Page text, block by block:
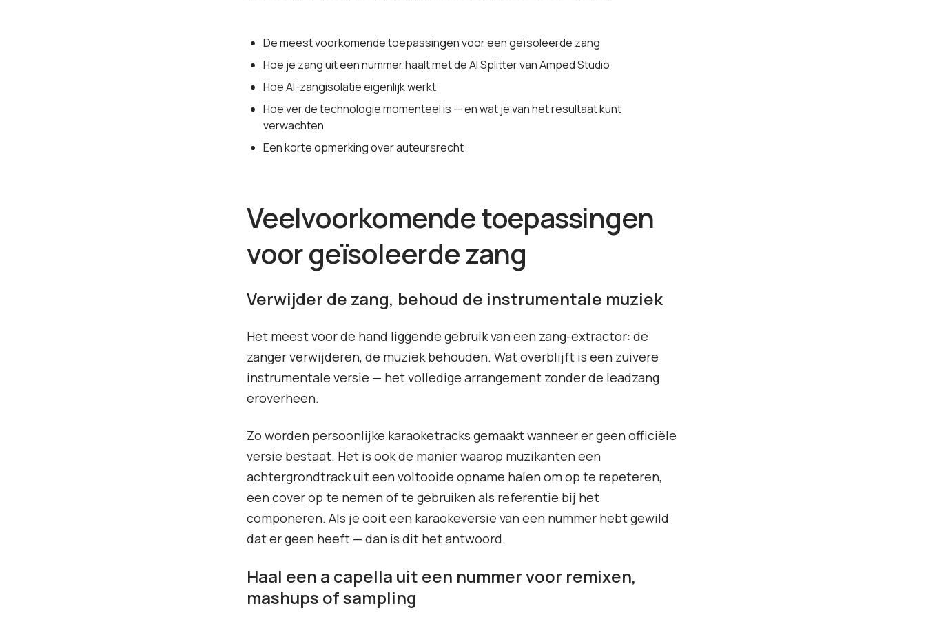
De meest voorkomende toepassingen voor een geïsoleerde zang
Hoe je zang uit een nummer haalt met de AI Splitter van Amped Studio
Hoe AI-zangisolatie eigenlijk werkt
Hoe ver de technologie momenteel is — en wat je van het resultaat kunt
verwachten
Een korte opmerking over auteursrecht
Veelvoorkomende toepassingen
voor geïsoleerde zang
Verwijder de zang, behoud de instrumentale muziek
Het meest voor de hand liggende gebruik van een zang-extractor: de
zanger verwijderen, de muziek behouden. Wat overblijft is een zuivere
instrumentale versie — het volledige arrangement zonder de leadzang
eroverheen.
Zo worden persoonlijke karaoketracks gemaakt wanneer er geen officiële
versie bestaat. Het is ook de manier waarop muzikanten een
achtergrondtrack uit een voltooide opname halen om op te repeteren,
eencoverop te nemen of te gebruiken als referentie bij het
componeren. Als je ooit een karaokeversie van een nummer hebt gewild
dat er geen heeft — dan is dit het antwoord.
Haal een a capella uit een nummer voor remixen,
mashups of sampling